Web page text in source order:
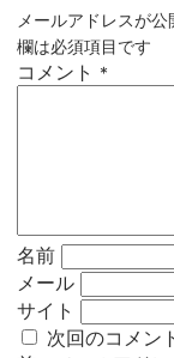
メールアドレスが公
欄は必須項目です
コメント *
名前
メール
サイト
次回のコメン